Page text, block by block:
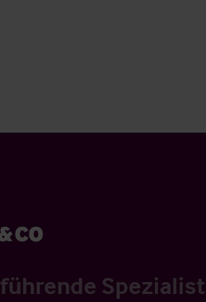
führende Spezialist